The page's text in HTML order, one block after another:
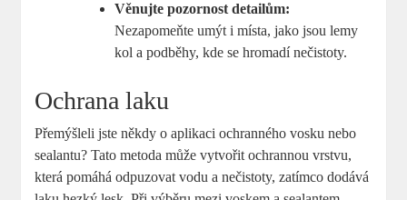
Věnujte pozornost detailům:
Nezapomeňte umýt i místa, jako jsou lemy
kol a podběhy, kde se hromadí nečistoty.
Ochrana laku
Přemýšleli jste někdy o aplikaci ochranného vosku nebo
sealantu? Tato metoda může vytvořit ochrannou vrstvu,
která pomáhá odpuzovat vodu a nečistoty, zatímco dodává